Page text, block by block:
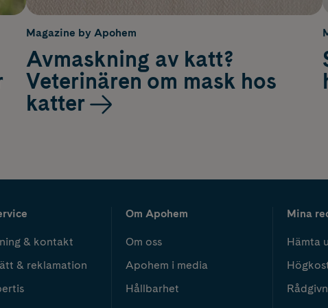
Magazine by Apohem
Avmaskning av katt?
Veterinären om mask hos
katter
& kontakt
& reklamation
Om Apohem
Om oss
Apohem i media
Hållbarhet
Mina
Hämta